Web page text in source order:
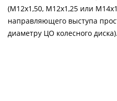
(М12х1,50, М12х1,25 или
направляющего выступа
диаметру ЦО колесного диска).